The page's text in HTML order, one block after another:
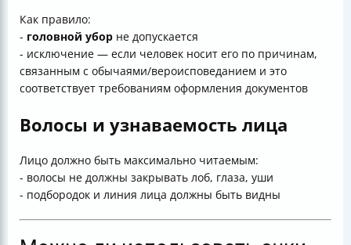
Как правило:
- головной убор не допускается
- исключение — если человек носит его по причинам,
связанным с обычаями/вероисповеданием и это
соответствует требованиям оформления документов
Волосы и узнаваемость лица
Лицо должно быть максимально читаемым:
- волосы не должны закрывать лоб, глаза, уши
- подбородок и линия лица должны быть видны